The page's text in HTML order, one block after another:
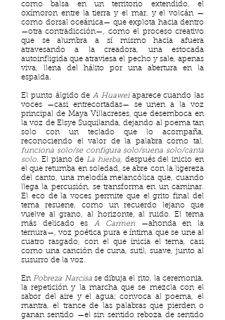
como balsa en un territorio extendido, el
oxímoron entre la tierra y el mar, y el volcán —
como dorsal oceánica— que explota hacia dentro
—otra contradicción—, como el proceso creativo
que se alumbra a sí mismo hacia afuera
atravesando a la creadora, una estocada
autoinfligida que atraviesa el pecho y sale, apenas
viva, llena del hálito por una abertura en la
espalda.
El punto álgido de A Huawei aparece cuando las
voces —casi entrecortadas— se unen a la voz
principal de Maya Villacreses, que desemboca en
la voz de Elsye Suquilanda, dejando al poema tan
solo con un teclado que lo acompaña,
reconociendo el valor de la palabra como tal,
funciona solo/se configura solo/suena solo/canta
solo. El piano deLa hierba, después del inicio en
el que retumba en soledad, se abre con la ligereza
del canto, una melodía melancólica que, cuando
llega la percusión, se transforma en un caminar.
El eco de la voces permite que el grito final del
tema resuene, como un recuerdo lejano que
vuelve al grano, al horizonte, al ruido. El tema
más delicado es A Carmen
—ahonda en la
ternura—, voz poética pura e íntima que se une al
cuatro rasgado, con el que inicia el tema, casi
como una canción de cuna, sutil, suave, junto al
susurro de la voz.
EnPobreza Narcisa se dibuja el rito, la ceremonia,
la repetición y la marcha que se mezcla con el
sabor del aire y el agua; convoca al poema, el
mantra, el trance de las palabras que pierden o
ganan sentido —el sin sentido reboza de sentido